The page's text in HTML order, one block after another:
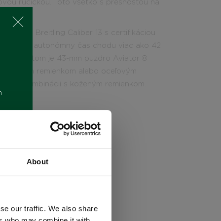
About
our traffic. We also share
43 je Breitling Caliber 13 s certifikáciou
autonómny čas chodu viac ako 42
krytom je 43-mm puzdro Aviator 8
remienkom alebo oceľovým
v kombinácii s koženým remienkom.
€